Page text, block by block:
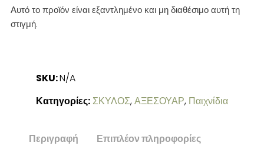
Αυτό το προϊόν είναι εξαντλημένο και μη διαθέσιμο αυτή τη
στιγμή.
SKU:N/A
Κατηγορίες:ΣΚΥΛΟΣ,ΑΞΕΣΟΥΑΡ, Παιχνίδια
Περιγραφή Επιπλέον πληροφορίες